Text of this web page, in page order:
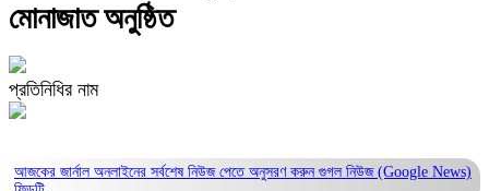
মোনাজাত অনুষ্ঠিত
প্রতিনিধির নাম
আজকের জার্নাল অনলাইনের সর্বশেষ নিউজ পেতে অনুসরণ করুন গুগল নিউজ (Google News)